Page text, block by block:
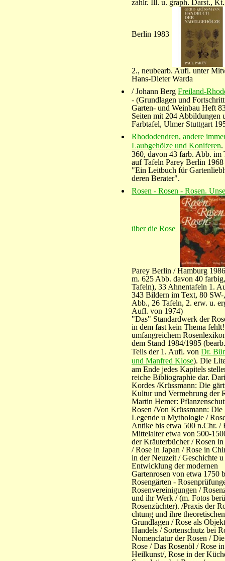
zahlr. Ill. u. graph. Darst.,
Berlin 1983
2., neubearb. Aufl. unter
Hans-Dieter Warda
/ Johann Berg Freiland-
- (Grundlagen und
Garten- und Weinbau Heft
Seiten mit 204 Abbildungen
Farbtafel, Ulmer Stuttgart
Rhododendren, andere
Laubgehölze und Koniferen.
360, davon 43 farb. Abb. im
auf Tafeln Parey Berlin 1968
"Ein Leitbuch für
deren Berater".
Rosen - Rosen - Rosen.
über die Rose
Parey Berlin / Hamburg
m. 625 Abb. davon 40
Tafeln), 33 Ahnentafeln 1.
343 Bildern im Text, 80
Abb., 26 Tafeln, 2. erw. u.
Aufl. von 1974)
"Das" Standardwerk der
in dem fast kein Thema
umfangreichem
dem Stand 1984/1985
Teils der 1. Aufl. von Dr.
und Manfred Klose). Die
am Ende jedes Kapitels
reiche Bibliographie dar.
Kordes /Krüssmann: Die
Kultur und Vermehrung der
Martin Hemer:
Rosen /Von Krüssmann: Die
Legende u Mythologie /
Antike bis etwa 500 n.Chr. /
Mittelalter etwa von 500-
der Kräuterbücher / Rosen
/ Rose in Japan / Rose in
in der Neuzeit / Geschichte u
Entwicklung der modernen
Gartenrosen von etwa 1750
Rosengärten -
Rosenvereinigungen /
und ihr Werk / (m. Fotos
Rosenzüchter). /Praxis der
chtung und ihre theoretischen
Grundlagen / Rose als
Handels / Sortenschutz bei
Nomenclatur der Rosen /
Rose / Das Rosenöl / Rose
Heilkunst/, Rose in der